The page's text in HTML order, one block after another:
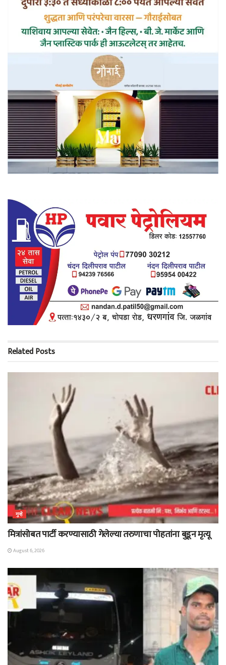
RelatedPosts
गुन्हे
मित्रांसोबत पार्टी करण्यासाठी गेलेल्या तरुणाचा पोहतांना बुडून मृत्यू
August 6, 2026